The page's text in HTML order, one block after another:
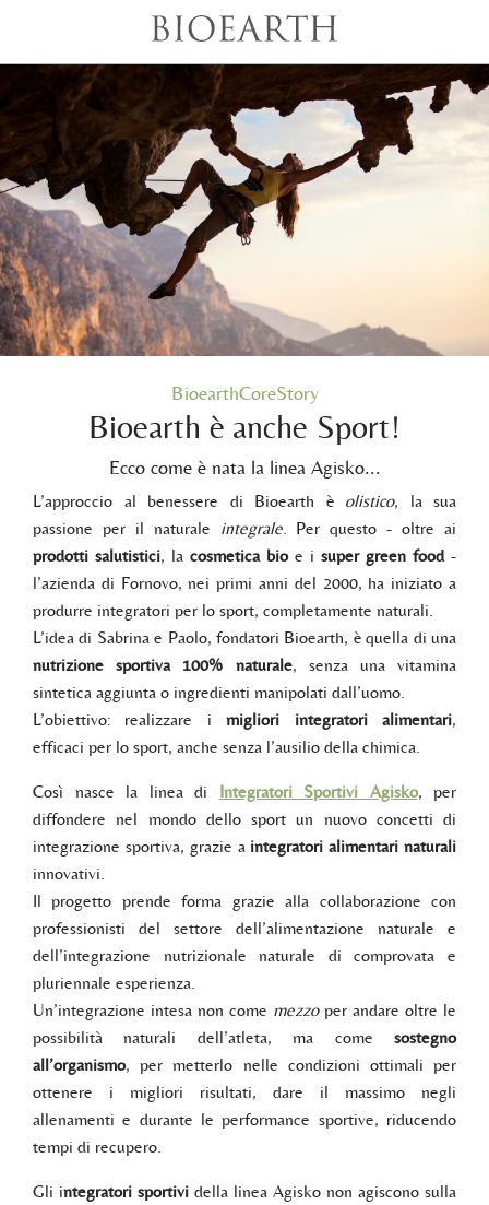
BioearthCoreStory
Bioearth è anche Sport!
Ecco come è nata la linea Agisko...
L’approccio al benessere di Bioearth è olistico, la sua
passione per il naturale integrale. Per questo - oltre ai
prodotti salutistici, la cosmetica bio e i super green food -
l’azienda di Fornovo, nei primi anni del 2000, ha iniziato a
produrre integratori per lo sport, completamente naturali.
L’idea di Sabrina e Paolo, fondatori Bioearth, è quella di una
nutrizione sportiva 100% naturale, senza una vitamina
sintetica aggiunta o ingredienti manipolati dall’uomo.
L’obiettivo: realizzare imigliori integratori alimentari,
efficaci per lo sport, anche senza l’ausilio della chimica.
Così nasce la linea di Integratori Sportivi Agisko, per
diffondere nel mondo dello sport un nuovo concetti di
integrazione sportiva, grazie a integratori alimentari naturali
innovativi.
Il progetto prende forma grazie alla collaborazione con
professionisti del settore dell’alimentazione naturale e
dell’integrazione nutrizionale naturale di comprovata e
pluriennale esperienza.
Un’integrazione intesa non come mezzoper andare oltre le
possibilità naturali dell’atleta, ma come sostegno
all’organismo, per metterlo nelle condizioni ottimali per
ottenere i migliori risultati, dare il massimo negli
allenamenti e durante le performance sportive, riducendo
tempi di recupero.
Gli integratori sportivi della linea Agisko non agiscono sulla